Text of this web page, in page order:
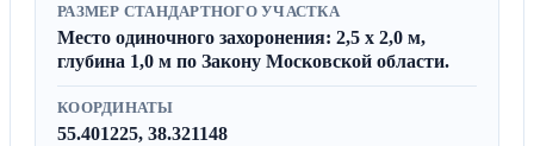
РАЗМЕР СТАНДАРТНОГО УЧАСТКА
Место одиночного захоронения: 2,5 x 2,0 м,
глубина 1,0 м по Закону Московской области.
КООРДИНАТЫ
55.401225, 38.321148